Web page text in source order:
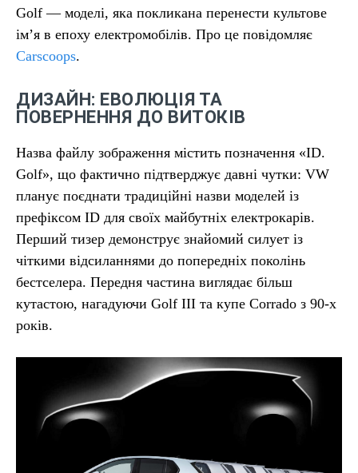
Golf — моделі, яка покликана перенести культове
ім’я в епоху електромобілів. Про це повідомляє
Carscoops.
ДИЗАЙН: ЕВОЛЮЦІЯ ТА
ПОВЕРНЕННЯ ДО ВИТОКІВ
Назва файлу зображення містить позначення «ID.
Golf», що фактично підтверджує давні чутки: VW
планує поєднати традиційні назви моделей із
префіксом ID для своїх майбутніх електрокарів.
Перший тизер демонструє знайомий силует із
чіткими відсиланнями до попередніх поколінь
бестселера. Передня частина виглядає більш
кутастою, нагадуючи Golf III та купе Corrado з 90-х
років.